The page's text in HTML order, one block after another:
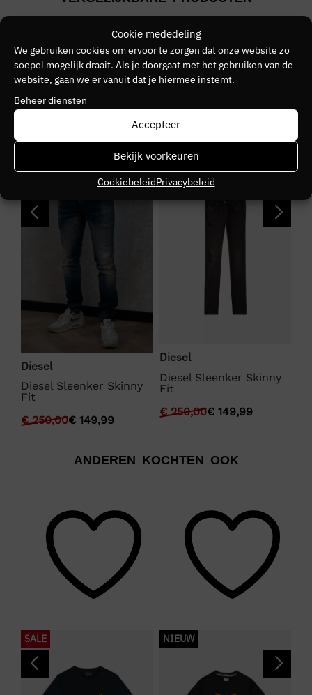
Cookie mededeling
We gebruiken cookies om ervoor te zorgen dat onze website zo
soepel mogelijk draait. Als je doorgaat met het gebruiken van de
website, gaan we er vanuit dat je hiermee instemt.
Beheer diensten
Accepteer
Bekijk voorkeuren
CookiebeleidPrivacybeleid
DIESEL
Kleurnummer
30
Seizoen
01
SALE
Diesel
Diesel Sleenker Skinny
Fit
€250,00€ 149,99
SALE
Diesel
Diesel Sleenker Skinny
Fit
€250,00€ 149,99
ANDEREN KOCHTEN OOK
SALE NIEUW